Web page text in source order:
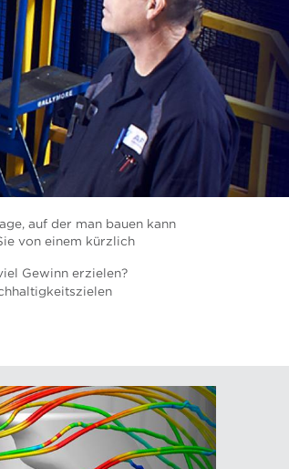
auf der man bauen kann
von einem kürzlich
Gewinn erzielen?